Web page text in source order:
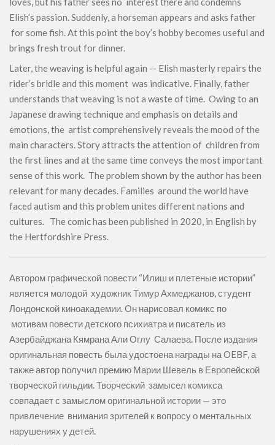
Elish’s passion. Suddenly, a horseman appears and asks father
for some fish. At this point the boy’s hobby becomes useful and
brings fresh trout for dinner.
Later, the weaving is helpful again — Elish masterly repairs the
rider’s bridle and this moment was indicative. Finally, father
understands that weaving is not a waste of time. Owing to an
Japanese drawing technique and emphasis on details and
emotions, the artist comprehensively reveals the mood of the
main characters. Story attracts the attention of children from
the first lines and at the same time conveys the most important
sense of this work. The problem shown by the author has been
relevant for many decades. Families around the world have
faced autism and this problem unites different nations and
cultures. The comic has been published in 2020, in English by
the Hertfordshire Press.
Автором графической повести “Илиш и плетеные истории”
является молодой художник Тимур Ахмеджанов, студент
Лондонской киноакадемии. Он нарисовал комикс по
мотивам повести детского психиатра и писатель из
Азербайджана Кямрана Али Оглу Салаева. После издания
оригинальная повесть была удостоена награды на OEBF, а
также автор получил премию Марии Шевель в Европейской
творческой гильдии. Творческий замысел комикса
совпадает с замыслом оригинальной истории — это
привлечение внимания зрителей к вопросу о ментальных
нарушениях у детей.